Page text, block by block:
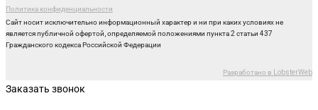
Политика конфиденциальности
Сайт носит исключительно информационный характер и ни при каких условиях не
является публичной офертой, определяемой положениями пункта 2 статьи 437
Гражданского кодекса Российской Федерации
Разработано в LobsterWeb
Заказать звонок